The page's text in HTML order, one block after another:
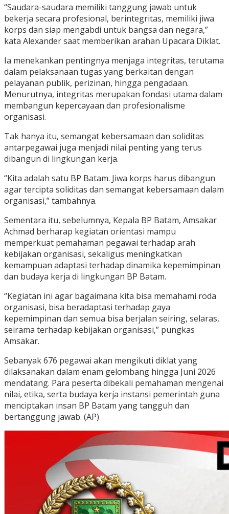
“Saudara-saudara memiliki tanggung jawab untuk
bekerja secara profesional, berintegritas, memiliki jiwa
korps dan siap mengabdi untuk bangsa dan negara,”
kata Alexander saat memberikan arahan Upacara Diklat.
Ia menekankan pentingnya menjaga integritas, terutama
dalam pelaksanaan tugas yang berkaitan dengan
pelayanan publik, perizinan, hingga pengadaan.
Menurutnya, integritas merupakan fondasi utama dalam
membangun kepercayaan dan profesionalisme
organisasi.
Tak hanya itu, semangat kebersamaan dan soliditas
antarpegawai juga menjadi nilai penting yang terus
dibangun di lingkungan kerja.
“Kita adalah satu BP Batam. Jiwa korps harus dibangun
agar tercipta soliditas dan semangat kebersamaan dalam
organisasi,” tambahnya.
Sementara itu, sebelumnya, Kepala BP Batam, Amsakar
Achmad berharap kegiatan orientasi mampu
memperkuat pemahaman pegawai terhadap arah
kebijakan organisasi, sekaligus meningkatkan
kemampuan adaptasi terhadap dinamika kepemimpinan
dan budaya kerja di lingkungan BP Batam.
“Kegiatan ini agar bagaimana kita bisa memahami roda
organisasi, bisa beradaptasi terhadap gaya
kepemimpinan dan semua bisa berjalan seiring, selaras,
seirama terhadap kebijakan organisasi,” pungkas
Amsakar.
Sebanyak 676 pegawai akan mengikuti diklat yang
dilaksanakan dalam enam gelombang hingga Juni 2026
mendatang. Para peserta dibekali pemahaman mengenai
nilai, etika, serta budaya kerja instansi pemerintah guna
menciptakan insan BP Batam yang tangguh dan
bertanggung jawab. (AP)